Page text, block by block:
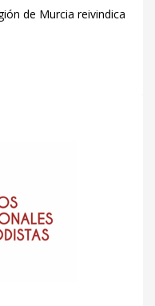
de Murcia reivindica